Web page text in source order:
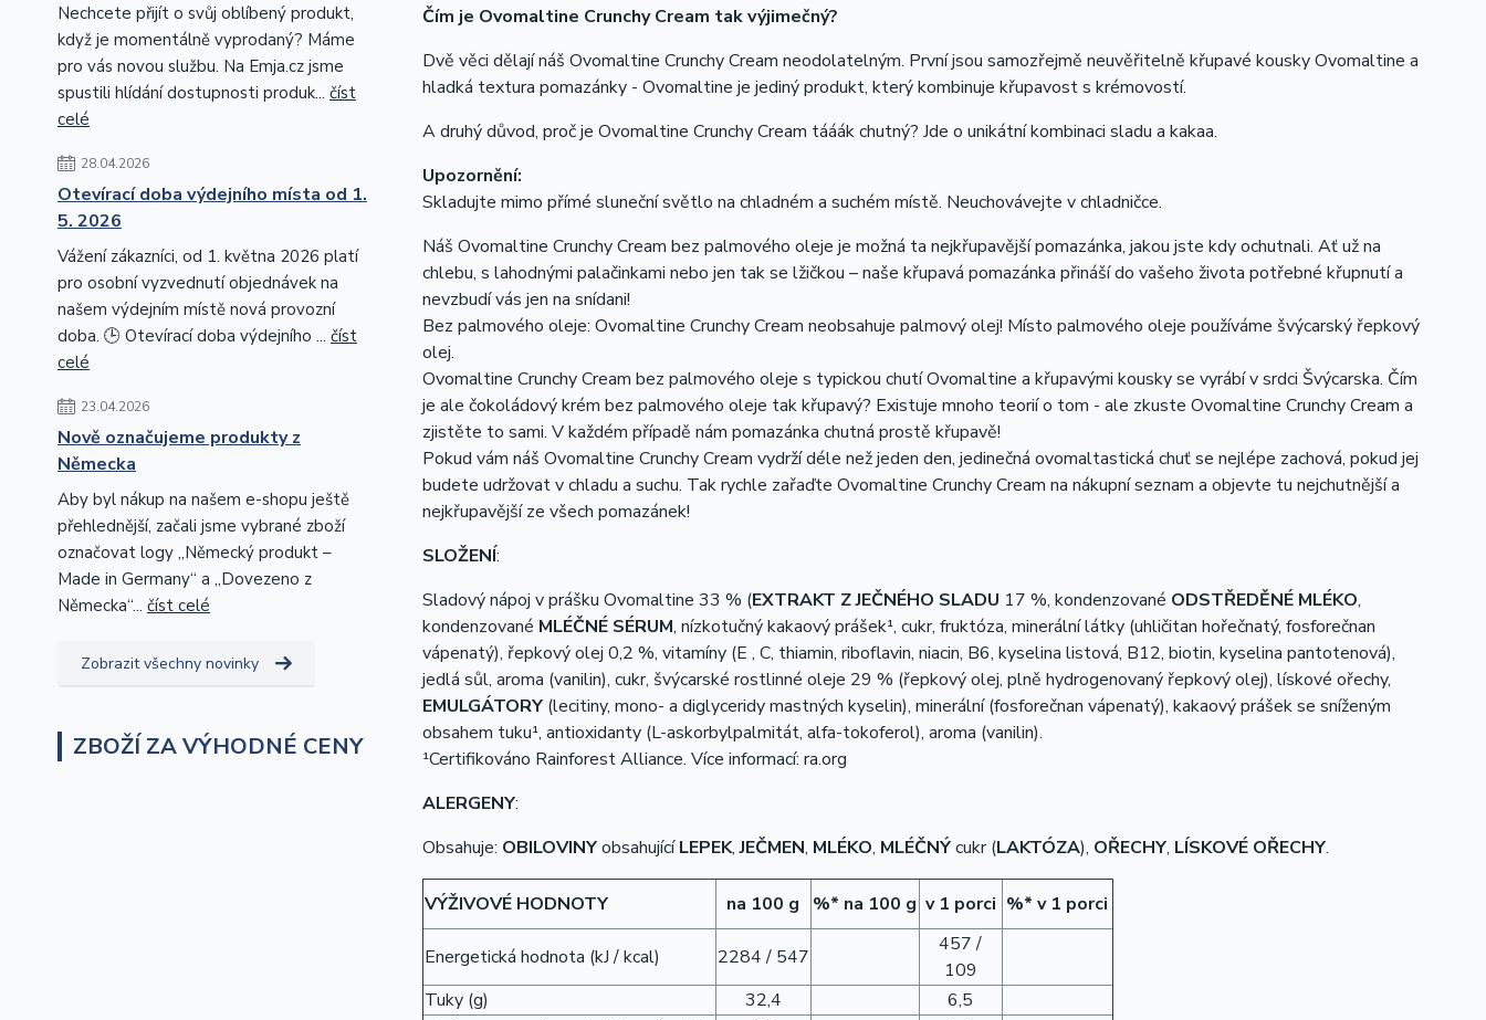
Nechcete přijít o svůj oblíbený produkt,
když je momentálně vyprodaný? Máme
pro vás novou službu. Na Emja.cz jsme
spustili hlídání dostupnosti produk... číst
celé
28.04.2026
Otevírací doba výdejního místa od 1.
5. 2026
Vážení zákazníci, od 1. května 2026 platí
pro osobní vyzvednutí objednávek na
našem výdejním místě nová provozní
doba. 🕒 Otevírací doba výdejního ... číst
celé
23.04.2026
Nově označujeme produkty z
Německa
Aby byl nákup na našem e-shopu ještě
přehlednější, začali jsme vybrané zboží
označovat logy „Německý produkt –
Made in Germany“ a „Dovezeno z
Německa“... číst celé
Zobrazit všechny novinky
ZBOŽÍ ZA VÝHODNÉ CENY
Čím je Ovomaltine Crunchy Cream tak výjimečný?
Dvě věci dělají náš Ovomaltine Crunchy Cream neodolatelným. První jsou samozřejmě neuvěřitelně křupavé kousky Ovomaltine a
hladká textura pomazánky - Ovomaltine je jediný produkt, který kombinuje křupavost s krémovostí.
A druhý důvod, proč je Ovomaltine Crunchy Cream tááák chutný? Jde o unikátní kombinaci sladu a kakaa.
Upozornění:
Skladujte mimo přímé sluneční světlo na chladném a suchém místě. Neuchovávejte v chladničce.
Náš Ovomaltine Crunchy Cream bez palmového oleje je možná ta nejkřupavější pomazánka, jakou jste kdy ochutnali. Ať už na
chlebu, s lahodnými palačinkami nebo jen tak se lžičkou – naše křupavá pomazánka přináší do vašeho života potřebné křupnutí a
nevzbudí vás jen na snídani!
Bez palmového oleje: Ovomaltine Crunchy Cream neobsahuje palmový olej! Místo palmového oleje používáme švýcarský řepkový
olej.
Ovomaltine Crunchy Cream bez palmového oleje s typickou chutí Ovomaltine a křupavými kousky se vyrábí v srdci Švýcarska. Čím
je ale čokoládový krém bez palmového oleje tak křupavý? Existuje mnoho teorií o tom - ale zkuste Ovomaltine Crunchy Cream a
zjistěte to sami. V každém případě nám pomazánka chutná prostě křupavě!
Pokud vám náš Ovomaltine Crunchy Cream vydrží déle než jeden den, jedinečná ovomaltastická chuť se nejlépe zachová, pokud jej
budete udržovat v chladu a suchu. Tak rychle zařaďte Ovomaltine Crunchy Cream na nákupní seznam a objevte tu nejchutnější a
nejkřupavější ze všech pomazánek!
SLOŽENÍ:
Sladový nápoj v prášku Ovomaltine 33 % (EXTRAKT Z JEČNÉHO SLADU 17 %, kondenzované ODSTŘEDĚNÉ MLÉKO,
kondenzované MLÉČNÉ SÉRUM, nízkotučný kakaový prášek¹, cukr, fruktóza, minerální látky (uhličitan hořečnatý, fosforečnan
vápenatý), řepkový olej 0,2 %, vitamíny (E , C, thiamin, riboflavin, niacin, B6, kyselina listová, B12, biotin, kyselina pantotenová),
jedlá sůl, aroma (vanilin), cukr, švýcarské rostlinné oleje 29 % (řepkový olej, plně hydrogenovaný řepkový olej), lískové ořechy,
EMULGÁTORY(lecitiny, mono- a diglyceridy mastných kyselin), minerální (fosforečnan vápenatý), kakaový prášek se sníženým
obsahem tuku¹, antioxidanty (L-askorbylpalmitát, alfa-tokoferol), aroma (vanilin).
¹Certifikováno Rainforest Alliance. Více informací: ra.org
ALERGENY:
Obsahuje: OBILOVINYobsahujícíLEPEK,JEČMEN, MLÉKO, MLÉČNÝcukr (LAKTÓZA), OŘECHY, LÍSKOVÉ OŘECHY.
VÝŽIVOVÉ HODNOTY na 100 g %* na 100 g v 1 porci %* v 1 porci
Energetická hodnota (kJ / kcal) 2284 / 547
457 /
109
Tuky (g)
32,4
6,5